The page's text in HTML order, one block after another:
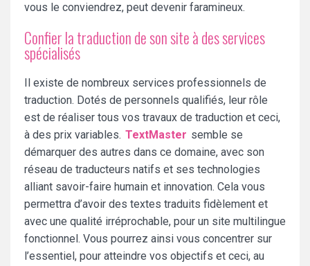
vous le conviendrez, peut devenir faramineux.
Confier la traduction de son site à des services
spécialisés
Il existe de nombreux services professionnels de
traduction. Dotés de personnels qualifiés, leur rôle
est de réaliser tous vos travaux de traduction et ceci,
à des prix variables. TextMaster semble se
démarquer des autres dans ce domaine, avec son
réseau de traducteurs natifs et ses technologies
alliant savoir-faire humain et innovation. Cela vous
permettra d’avoir des textes traduits fidèlement et
avec une qualité irréprochable, pour un site multilingue
fonctionnel. Vous pourrez ainsi vous concentrer sur
l’essentiel, pour atteindre vos objectifs et ceci, au